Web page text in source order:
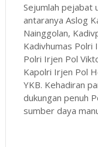
Sejumlah pejabat
antaranya Aslog
Nainggolan,
Kadivhumas Polri
Polri Irjen Pol
Kapolri Irjen Pol
YKB. Kehadiran
dukungan penuh
sumber daya